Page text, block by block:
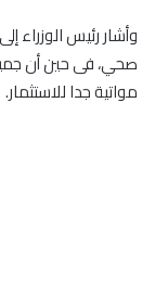
وأشار رئيس
صحي، فى حين أن
مواتية جدا للاستثمار.